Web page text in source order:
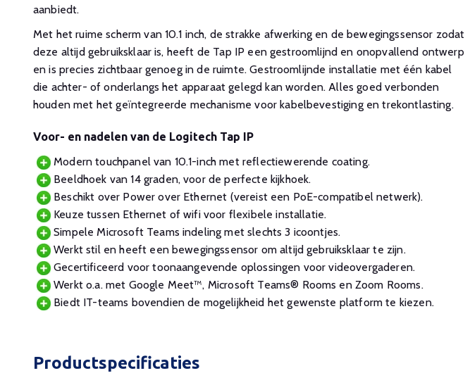
aanbiedt.
Met het ruime scherm van 10.1 inch, de strakke afwerking en de bewegingssensor zodat
deze altijd gebruiksklaar is, heeft de Tap IP een gestroomlijnd en onopvallend ontwerp
en is precies zichtbaar genoeg in de ruimte. Gestroomlijnde installatie met één kabel
die achter- of onderlangs het apparaat gelegd kan worden. Alles goed verbonden
houden met het geïntegreerde mechanisme voor kabelbevestiging en trekontlasting.
Voor- en nadelen van de Logitech Tap IP
Modern touchpanel van 10.1-inch met reflectiewerende coating.
Beeldhoek van 14 graden, voor de perfecte kijkhoek.
Beschikt over Power over Ethernet (vereist een PoE-compatibel netwerk).
Keuze tussen Ethernet of wifi voor flexibele installatie.
Simpele Microsoft Teams indeling met slechts 3 icoontjes.
Werkt stil en heeft een bewegingssensor om altijd gebruiksklaar te zijn.
Gecertificeerd voor toonaangevende oplossingen voor videovergaderen.
Werkt o.a. met Google Meet™, Microsoft Teams® Rooms en Zoom Rooms.
Biedt IT-teams bovendien de mogelijkheid het gewenste platform te kiezen.
Productspecificaties